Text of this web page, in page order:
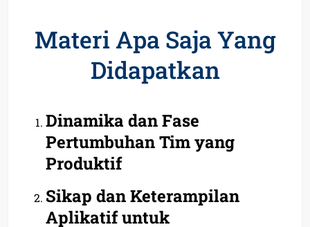
Materi Apa Saja Yang
Didapatkan
Dinamika dan Fase
Pertumbuhan Tim yang
Produktif
Sikap dan Keterampilan
Aplikatif untuk